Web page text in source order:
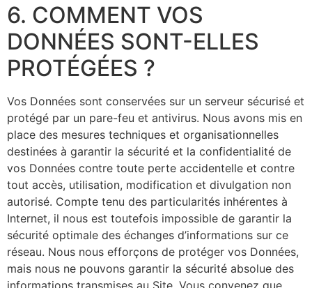
6. COMMENT VOS
DONNÉES SONT-ELLES
PROTÉGÉES ?
Vos Données sont conservées sur un serveur sécurisé et
protégé par un pare-feu et antivirus. Nous avons mis en
place des mesures techniques et organisationnelles
destinées à garantir la sécurité et la confidentialité de
vos Données contre toute perte accidentelle et contre
tout accès, utilisation, modification et divulgation non
autorisé. Compte tenu des particularités inhérentes à
Internet, il nous est toutefois impossible de garantir la
sécurité optimale des échanges d’informations sur ce
réseau. Nous nous efforçons de protéger vos Données,
mais nous ne pouvons garantir la sécurité absolue des
informations transmises au Site. Vous convenez que